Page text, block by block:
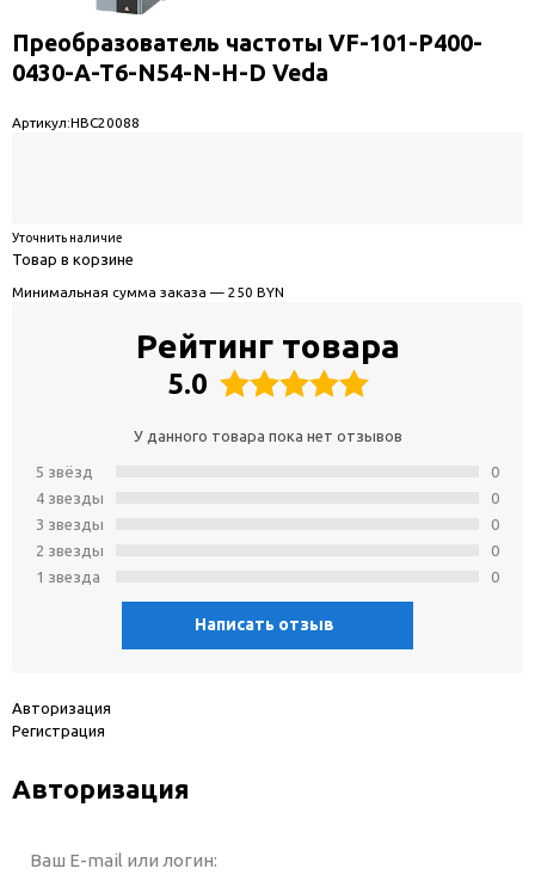
Преобразователь частоты VF-101-P400-
0430-A-T6-N54-N-H-D Veda
Артикул:HBC20088
Уточнить наличие
Товар в корзине
Минимальная сумма заказа — 250 BYN
Рейтинг товара
5.0
У данного товара пока нет отзывов
5 звёзд
4 звeзды
3 звeзды
2 звeзды
1 звeзда
0
0
0
0
0
Написать отзыв
Авторизация
Регистрация
Авторизация
Ваш E-mail или логин: